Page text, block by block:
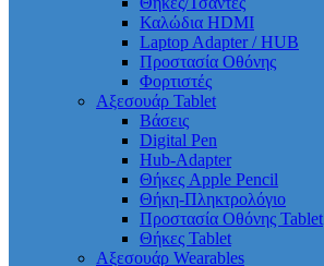
Καλώδια HDMI
Laptop Adapter / HUB
Προστασία Οθόνης
Φορτιστές
Αξεσουάρ Tablet
Βάσεις
Digital Pen
Hub-Adapter
Θήκες Apple Pencil
Θήκη-Πληκτρολόγιο
Προστασία Οθόνης Tablet
Θήκες Tablet
Αξεσουάρ Wearables